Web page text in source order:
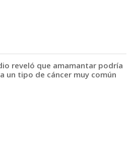
reveló que amamantar podría
un tipo de cáncer muy común